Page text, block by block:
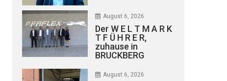
August 6, 2026
Der W E L T M A R K
T F Ü H R E R,
zuhause in
BRUCKBERG
August 6, 2026